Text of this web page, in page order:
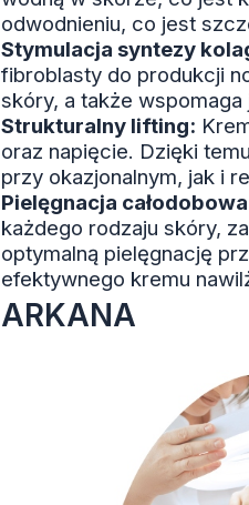
odwodnieniu, co jest
Stymulacja syntezy
fibroblasty do produkcji
skóry, a także
Strukturalny lifting:
oraz napięcie. Dzięki
przy okazjonalnym, jak i
Pielęgnacja
każdego rodzaju skóry,
optymalną pielęgnację
efektywnego kremu
ARKANA